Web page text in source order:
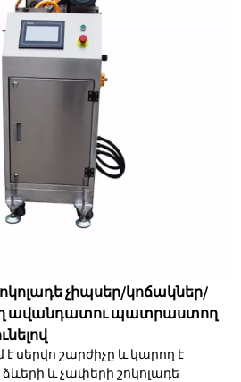
չիպսեր/կոճակներ/
ավանդատու պատրաստող
է սերվո շարժիչը և կարող է
և չափերի շոկոլադե